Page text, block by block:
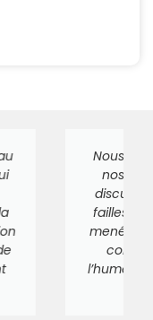
de
la
sur nos
un cadrage
une forme
selon
faire ce peut